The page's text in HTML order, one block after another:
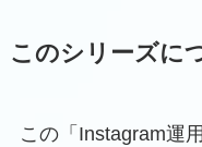
このシリーズに
この「Instagram運